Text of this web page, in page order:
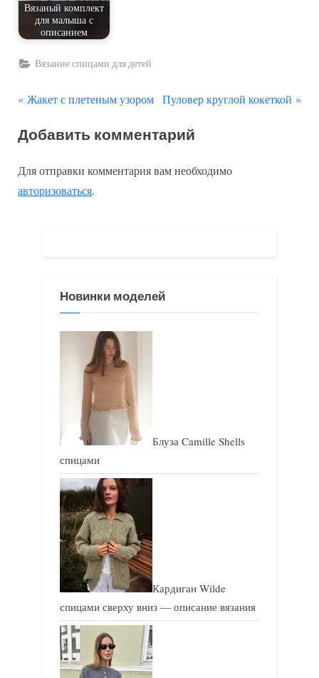
Вязаный комплект
для малыша с
описанием
Вязание спицами для детей
Навигация
по
записям
П
е
ы
д
Жакет с плетеным узором С
е
у
а
Пуловер круглой кокеткой
Добавить комментарий
Для отправки комментария вам необходимо
авторизоваться.
Новинки моделей
Блуза Camille Shells
спицами
Кардиган Wilde
спицами сверху вниз — описание вязания